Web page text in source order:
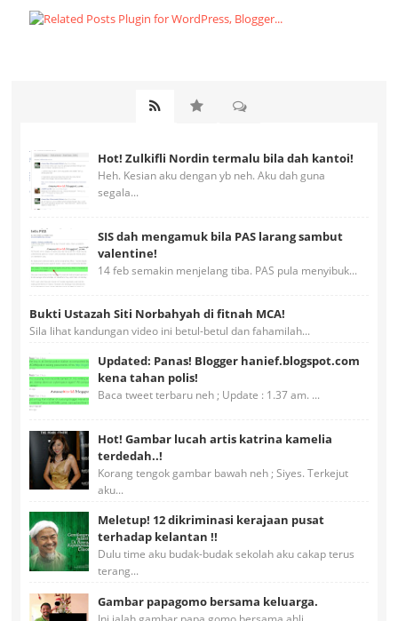
Hot! Zulkifli Nordin termalu bila dah kantoi!
Heh. Kesian aku dengan yb neh. Aku dah guna
segala...
SIS dah mengamuk bila PAS larang sambut
valentine!
14 feb semakin menjelang tiba. PAS pula menyibuk...
Bukti Ustazah Siti Norbahyah di fitnah MCA!
Sila lihat kandungan video ini betul-betul dan fahamilah...
Updated: Panas! Blogger hanief.blogspot.com
kena tahan polis!
Baca tweet terbaru neh ; Update : 1.37 am. ...
Hot! Gambar lucah artis katrina kamelia
terdedah..!
Korang tengok gambar bawah neh ; Siyes. Terkejut
aku...
Meletup! 12 dikriminasi kerajaan pusat
terhadap kelantan !!
Dulu time aku budak-budak sekolah aku cakap terus
terang...
Gambar papagomo bersama keluarga.